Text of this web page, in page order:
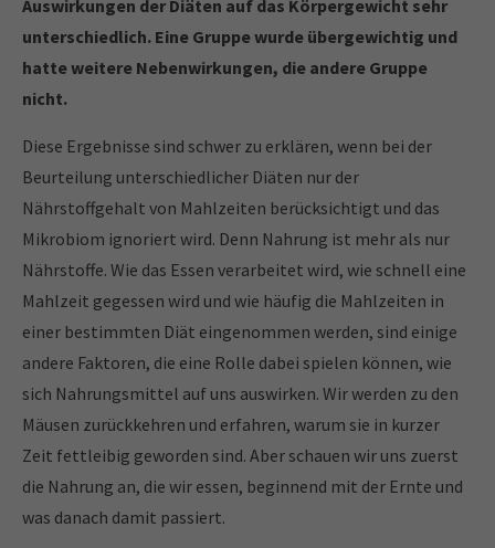
Auswirkungen der Diäten auf das Körpergewicht sehr
unterschiedlich. Eine Gruppe wurde übergewichtig und
hatte weitere Nebenwirkungen, die andere Gruppe
nicht.
Diese Ergebnisse sind schwer zu erklären, wenn bei der
Beurteilung unterschiedlicher Diäten nur der
Nährstoffgehalt von Mahlzeiten berücksichtigt und das
Mikrobiom ignoriert wird. Denn Nahrung ist mehr als nur
Nährstoffe. Wie das Essen verarbeitet wird, wie schnell eine
Mahlzeit gegessen wird und wie häufig die Mahlzeiten in
einer bestimmten Diät eingenommen werden, sind einige
andere Faktoren, die eine Rolle dabei spielen können, wie
sich Nahrungsmittel auf uns auswirken. Wir werden zu den
Mäusen zurückkehren und erfahren, warum sie in kurzer
Zeit fettleibig geworden sind. Aber schauen wir uns zuerst
die Nahrung an, die wir essen, beginnend mit der Ernte und
was danach damit passiert.